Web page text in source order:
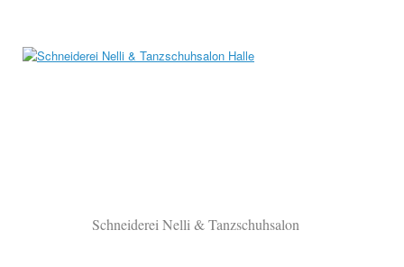
Schneiderei Nelli & Tanzschuhsalon